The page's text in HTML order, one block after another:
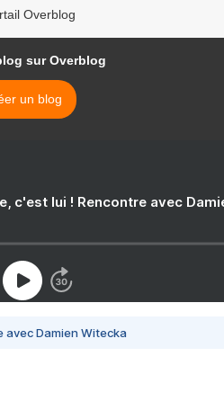
Overblog
sur Overblog
un blog
c'est lui ! Rencontre avec
avec Damien Witecka